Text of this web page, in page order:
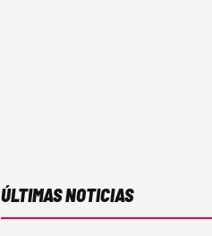
ÚLTIMAS NOTICIAS